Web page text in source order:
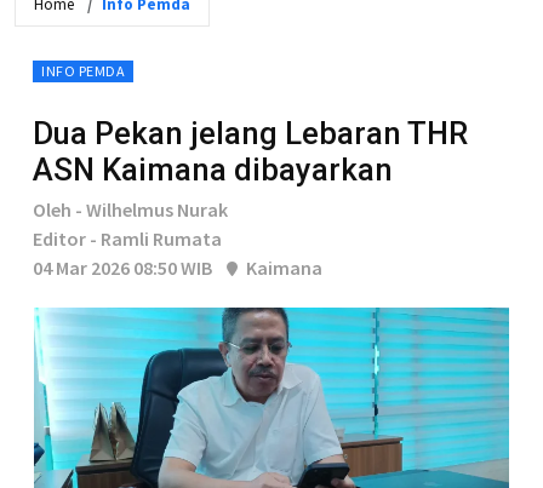
Home Info Pemda
INFO PEMDA
Dua Pekan jelang Lebaran THR
ASN Kaimana dibayarkan
Oleh - Wilhelmus Nurak
Editor - Ramli Rumata
04 Mar 2026 08:50 WIB
Kaimana